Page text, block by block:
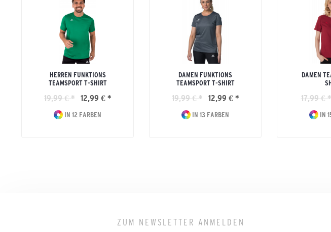
HERREN FUNKTIONS
TEAMSPORT T-SHIRT
19,99 € * 12,99 € *
IN 12 FARBEN
DAMEN FUNKTIONS
TEAMSPORT T-SHIRT
19,99 € * 12,99 € *
IN 13 FARBEN
DAMEN
17,99 € *
IN
ZUM NEWSLETTER ANMELDEN